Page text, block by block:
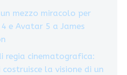
mezzo miracolo per
e Avatar 5 a James
regia cinematografica:
costruisce la visione di un